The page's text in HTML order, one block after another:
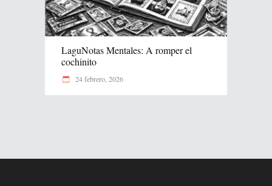
LaguNotas Mentales: A romper el
cochinito
24 febrero, 2026